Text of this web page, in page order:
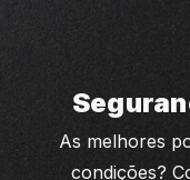
As melhores
condições?